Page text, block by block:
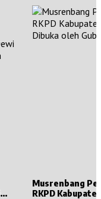
Musrenbang
RKPD